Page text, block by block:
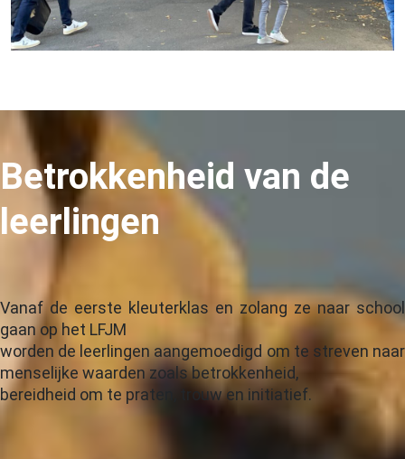
Betrokkenheid van de
leerlingen
Vanaf de eerste kleuterklas en zolang ze naar school
gaan op het LFJM
worden de leerlingen aangemoedigd om te streven naar
menselijke waarden zoals betrokkenheid,
bereidheid om te praten, trouw en initiatief.